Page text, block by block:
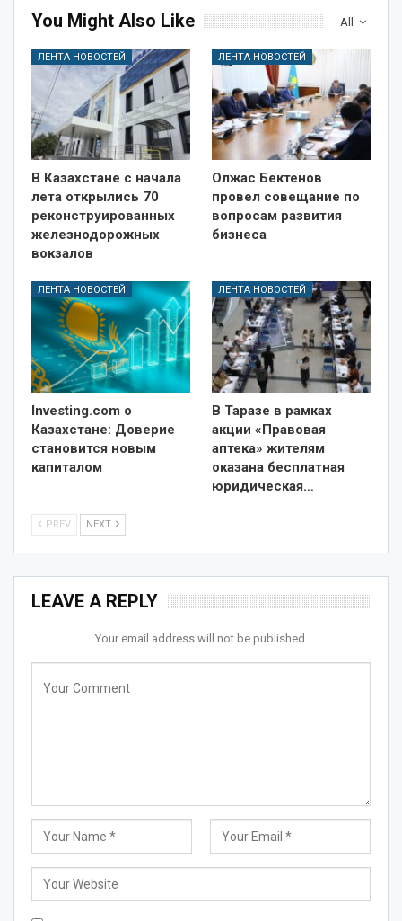
All
You Might Also Like
ЛЕНТА НОВОСТЕЙ
В Казахстане с начала
лета открылись 70
реконструированных
железнодорожных
вокзалов
ЛЕНТА НОВОСТЕЙ
Олжас Бектенов
провел совещание по
вопросам развития
бизнеса
ЛЕНТА НОВОСТЕЙ
Investing.com о
Казахстане: Доверие
становится новым
капиталом
ЛЕНТА НОВОСТЕЙ
В Таразе в рамках
акции «Правовая
аптека» жителям
оказана бесплатная
юридическая…
PREV NEXT
LEAVE A REPLY
Your email address will not be published.